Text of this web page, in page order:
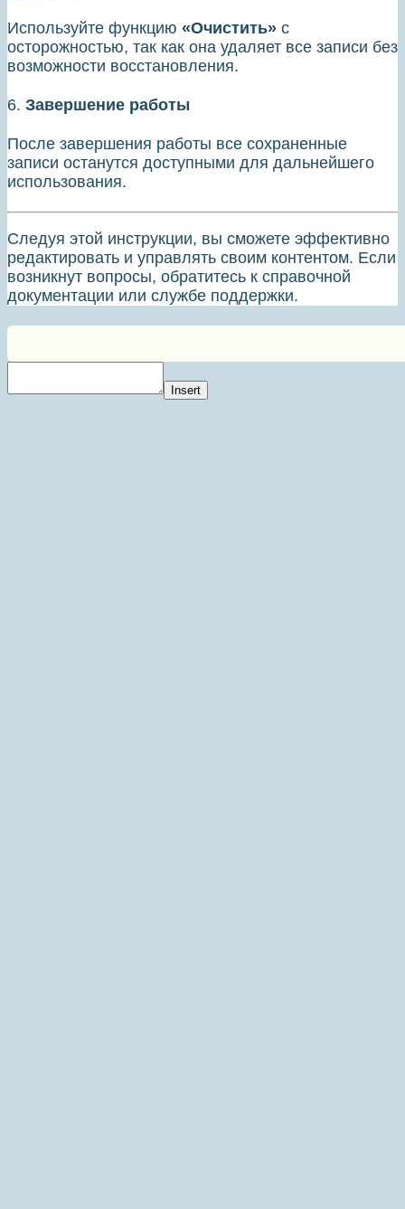
Используйте функцию «Очистить» с
осторожностью, так как она удаляет все записи без
возможности восстановления.
6. Завершение работы
После завершения работы все сохраненные
записи останутся доступными для дальнейшего
использования.
Следуя этой инструкции, вы сможете эффективно
редактировать и управлять своим контентом. Если
возникнут вопросы, обратитесь к справочной
документации или службе поддержки.
Insert